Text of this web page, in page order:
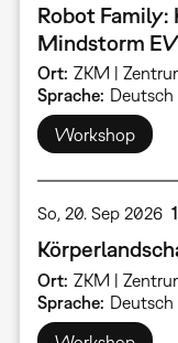
Robot
Mindstorm
Ort ZKM |
Sprache Deutsch
Workshop
So, 20. Sep 2026
Ort ZKM |
Sprache Deutsch